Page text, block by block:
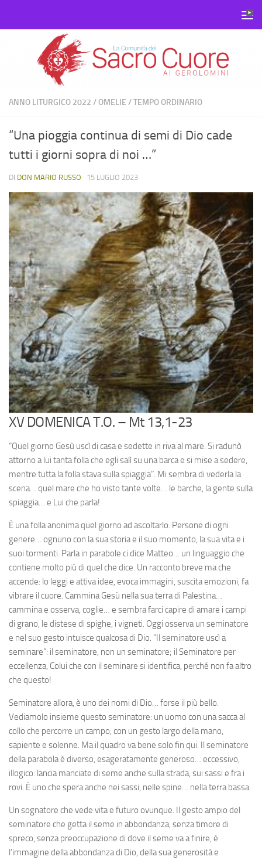
ANNO LITURGICO 2022 /OMELIE /TEMPO ORDINARIO
“Una pioggia continua di semi di Dio cade
tutti i giorni sopra di noi …”
DI DON MARIO RUSSO · 15 LUGLIO 2023
XV DOMENICA T.O. – Mt 13,1-23
“Quel giorno Gesù uscì di casa e sedette in riva al mare. Si radunò
attorno a lui tanta folla che egli salì su una barca e si mise a sedere,
mentre tutta la folla stava sulla spiaggia”. Mi sembra di vederla la
scena… quel mare che ho visto tante volte… le barche, la gente sulla
spiaggia… e Lui che parla!
È una folla anonima quel giorno ad ascoltarlo. Persone di ogni
genere… ognuno con la sua storia e il suo momento, la sua vita e i
suoi tormenti. Parla in parabole ci dice Matteo… un linguaggio che
contiene molto più di quel che dice. Un racconto breve ma che
accende: lo leggi e attiva idee, evoca immagini, suscita emozioni, fa
vibrare il cuore. Cammina Gesù nella sua terra di Palestina…
cammina e osserva, coglie… e sembra farci capire di amare i campi
di grano, le distese di spighe, i vigneti. Oggi osserva un seminatore
e nel suo gesto intuisce qualcosa di Dio. “Il seminatore uscì a
seminare”: il seminatore, non un seminatore; il Seminatore per
eccellenza, Colui che con il seminare si identifica, perché non fa altro
che questo!
Seminatore allora, è uno dei nomi di Dio… forse il più bello.
Vediamolo insieme questo seminatore: un uomo con una sacca al
collo che percorre un campo, con un gesto largo della mano,
sapiente e solenne. Ma il quadro va bene solo fin qui. Il seminatore
della parabola è diverso, esageratamente generoso… eccessivo,
illogico: lancia manciate di seme anche sulla strada, sui sassi e fra i
rovi. È uno che spera anche nei sassi, nelle spine… nella terra bassa.
Un sognatore che vede vita e futuro ovunque. Il gesto ampio del
seminatore che getta il seme in abbondanza, senza timore di
spreco, senza preoccupazione di dove il seme va a finire, è
l’immagine della abbondanza di Dio, della sua generosità e